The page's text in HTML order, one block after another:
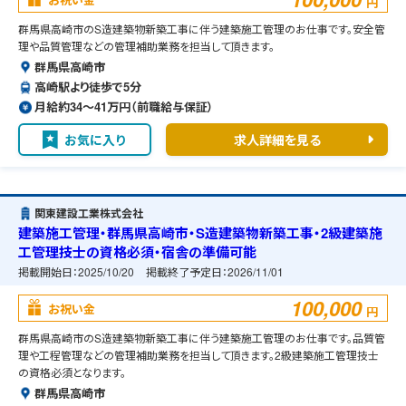
群馬県高崎市のS造建築物新築工事に伴う建築施工管理のお仕事です。安全管
理や品質管理などの管理補助業務を担当して頂きます。
群馬県高崎市
高崎駅より徒歩で5分
月給約34〜41万円（前職給与保証）
お気に入り 求人詳細を見る
関東建設工業株式会社
建築施工管理・群馬県高崎市・S造建築物新築工事・2級建築施
工管理技士の資格必須・宿舎の準備可能
掲載開始日：2025/10/20 掲載終了予定日：2026/11/01
お祝い金 100,000 円
群馬県高崎市のS造建築物新築工事に伴う建築施工管理のお仕事です。品質管
理や工程管理などの管理補助業務を担当して頂きます。2級建築施工管理技士
の資格必須となります。
群馬県高崎市